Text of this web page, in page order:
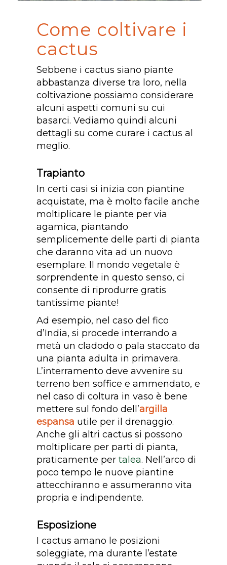
Come coltivare i
cactus
Sebbene i cactus siano piante
abbastanza diverse tra loro, nella
coltivazione possiamo considerare
alcuni aspetti comuni su cui
basarci. Vediamo quindi alcuni
dettagli su come curare i cactus al
meglio.
Trapianto
In certi casi si inizia con piantine
acquistate, ma è molto facile anche
moltiplicare le piante per via
agamica, piantando
semplicemente delle parti di pianta
che daranno vita ad un nuovo
esemplare. Il mondo vegetale è
sorprendente in questo senso, ci
consente di riprodurre gratis
tantissime piante!
Ad esempio, nel caso del fico
d’India, si procede interrando a
metà un cladodo o pala staccato da
una pianta adulta in primavera.
L’interramento deve avvenire su
terreno ben soffice e ammendato, e
nel caso di coltura in vaso è bene
mettere sul fondo dell’argilla
espansa utile per il drenaggio.
Anche gli altri cactus si possono
moltiplicare per parti di pianta,
praticamente per talea. Nell’arco di
poco tempo le nuove piantine
attecchiranno e assumeranno vita
propria e indipendente.
Esposizione
I cactus amano le posizioni
soleggiate, ma durante l’estate